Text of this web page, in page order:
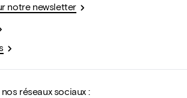
notre newsletter
réseaux sociaux :